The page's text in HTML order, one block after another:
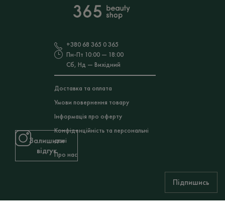
+380 68 365 0 365
Пн-Пт 10:00 — 18:00
Сб, Нд — Вихідний
Доставка та оплата
Умови повернення товару
Інформація про оферту
Конфіденційність та персональні
дані
Про нас
Залишити
відгук
Підпишись